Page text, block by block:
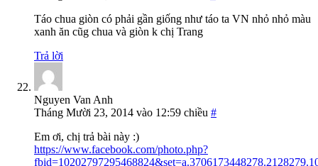
Táo chua giòn có phải gần giống như táo ta VN nhỏ nhỏ màu
xanh ăn cũg chua và giòn k chị Trang
Trả lời
Nguyen Van Anh
Tháng Mười 23, 2014 vào 12:59 chiều #
Em ơi, chị trả bài này :)
https://www.facebook.com/photo.php?